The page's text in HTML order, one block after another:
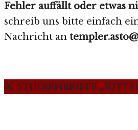
Fehler auffällt oder etwas
schreib uns bitte einfach
Nachricht an
⚔️ Studienbriefe